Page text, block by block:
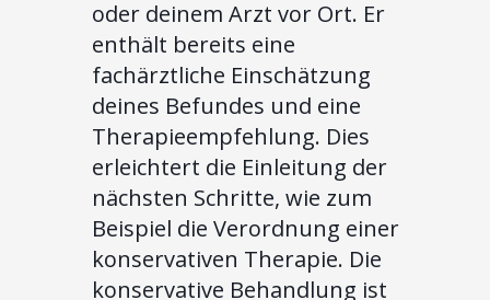
oder deinem Arzt vor Ort. Er
enthält bereits eine
fachärztliche Einschätzung
deines Befundes und eine
Therapieempfehlung. Dies
erleichtert die Einleitung der
nächsten Schritte, wie zum
Beispiel die Verordnung einer
konservativen Therapie. Die
konservative Behandlung ist